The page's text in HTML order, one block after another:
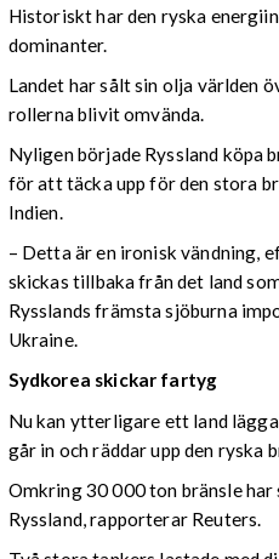
Historiskt har den ryska
dominanter.
Landet har sålt sin olja världen
rollerna blivit omvända.
Nyligen började Ryssland köpa
för att täcka upp för den stora
Indien.
– Detta är en ironisk vändning,
skickas tillbaka från det land
Rysslands främsta sjöburna
Ukraine.
Sydkorea skickar fartyg
Nu kan ytterligare ett land
går in och räddar upp den ryska
Omkring 30 000 ton bränsle
Ryssland, rapporterar Reuters.